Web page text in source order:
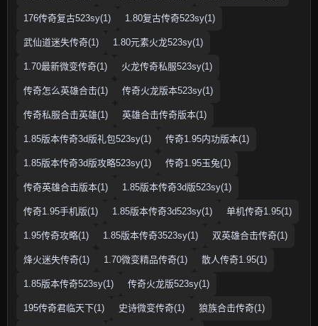
176传奇复古523sy(1) 1.80复古传奇523sy(1)
武仙道迷失传奇(1) 1.80元素火龙523sy(1)
1.70最新微变传奇(1) 火龙传奇私服523sy(1)
传奇怎么英雄合击(1) 传奇火龙版本523sy(1)
传奇私服合击英雄(1) 英雄合击传奇版本(1)
1.85版本传奇3d版礼包523sy(1) 传奇1.95内功版本(1)
1.85版本传奇3d版攻略523sy(1) 传奇1.95玉兔(1)
传奇英雄合击版本(1) 1.85版本传奇3d版523sy(1)
传奇1.95手机版(1) 1.85版本传奇3d523sy(1) 单机传奇1.95(1)
1.95传奇攻略(1) 1.85版本传奇3523sy(1) 双英雄合击传奇(1)
烽火迷失传奇(1) 1.70微变精品传奇(1) 散人传奇1.95(1)
1.85版本传奇523sy(1) 传奇火龙版523sy(1)
195传奇君临天下(1) 史诗微变传奇(1) 狼族合击传奇(1)